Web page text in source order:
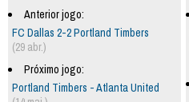
Anterior jogo:
FC Dallas 2-2 Portland Timbers
(29 abr.)
Próximo jogo:
Portland Timbers - Atlanta United